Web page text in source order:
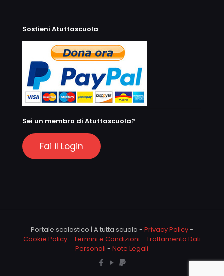
Sostieni Atuttascuola
Sei un membro di Atuttascuola?
Fai il Login
Portale scolastico | A tutta scuola - Privacy Policy-
Cookie Policy- Termini e Condizioni - Trattamento Dati
Personali - Note Legali